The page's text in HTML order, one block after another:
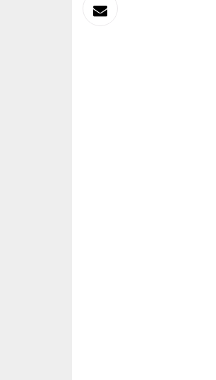
Envoyer